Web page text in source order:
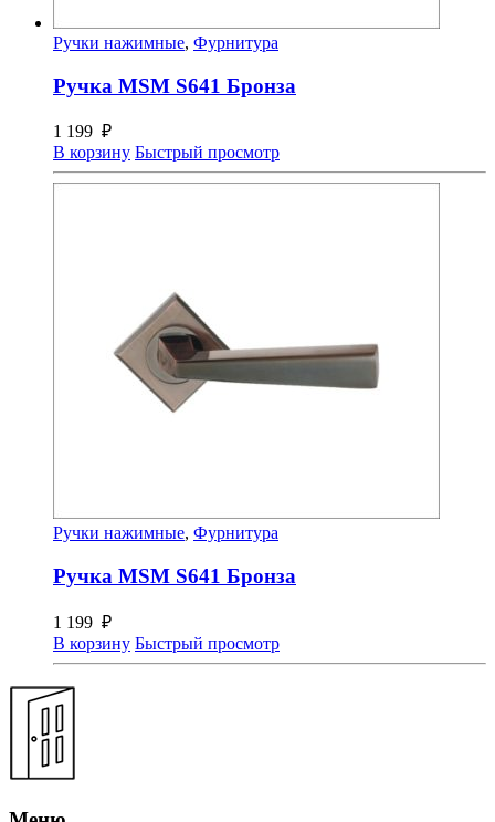
Ручки нажимные, Фурнитура
Ручка MSM S641 Бронза
1 199 ₽
В корзину Быстрый просмотр
Ручки нажимные, Фурнитура
Ручка MSM S641 Бронза
1 199 ₽
В корзину Быстрый просмотр